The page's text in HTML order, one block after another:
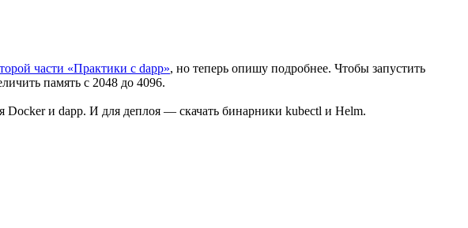
части «Практики с dapp», но теперь опишу подробнее. Чтобы запустить
память с 2048 до 4096.
Docker и dapp. И для деплоя — скачать бинарники kubectl и Helm.